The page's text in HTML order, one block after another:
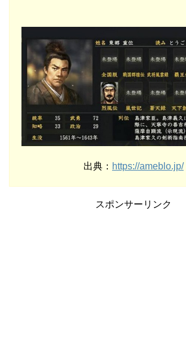
出典： https://ameblo.jp/
スポンサーリンク